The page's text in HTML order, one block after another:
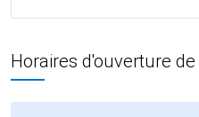
Horaires d'ouverture